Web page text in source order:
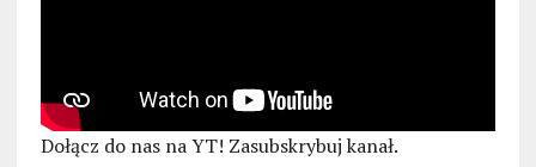
Dołącz do nas na YT! Zasubskrybuj kanał.